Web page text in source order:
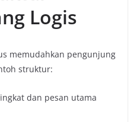
Logis
memudahkan pengunjung
struktur:
dan pesan utama